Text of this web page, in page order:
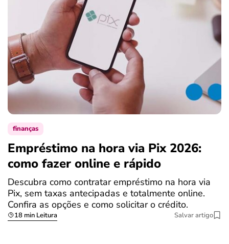
finanças
Empréstimo na hora via Pix 2026:
como fazer online e rápido
Descubra como contratar empréstimo na hora via
Pix, sem taxas antecipadas e totalmente online.
Confira as opções e como solicitar o crédito.
18 min Leitura Salvar artigo